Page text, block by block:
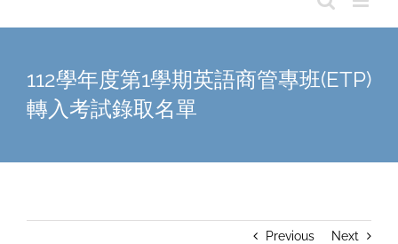
112學年度第1學期英語商管專班(ETP)
轉入考試錄取名單
Previous Next